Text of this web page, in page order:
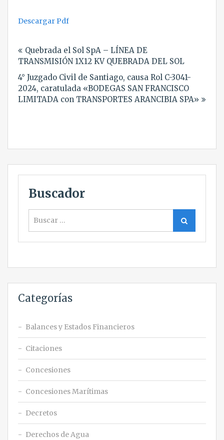
Descargar Pdf
de
entradas
Quebrada el Sol SpA – LÍNEA DE
TRANSMISIÓN 1X12 KV QUEBRADA DEL SOL
4° Juzgado Civil de Santiago, causa Rol C-3041-
2024, caratulada «BODEGAS SAN FRANCISCO
LIMITADA con TRANSPORTES ARANCIBIA SPA»
Buscador
Buscar
Categorías
Balances y Estados Financieros
Citaciones
Concesiones
Concesiones Marítimas
Decretos
Derechos de Agua